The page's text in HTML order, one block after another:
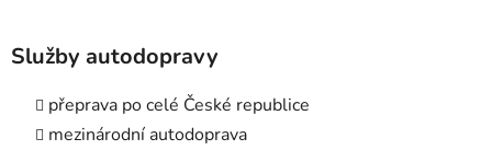
Služby autodopravy
přeprava po celé České republice
mezinárodní autodoprava